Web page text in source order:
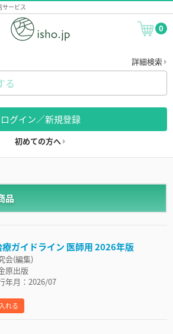
サービス
0
詳細検索
ログイン／新規登録
初めての方へ
品
ガイドライン 医師用 2026年版
会(編集)
原出版
年月：2026/07
れる